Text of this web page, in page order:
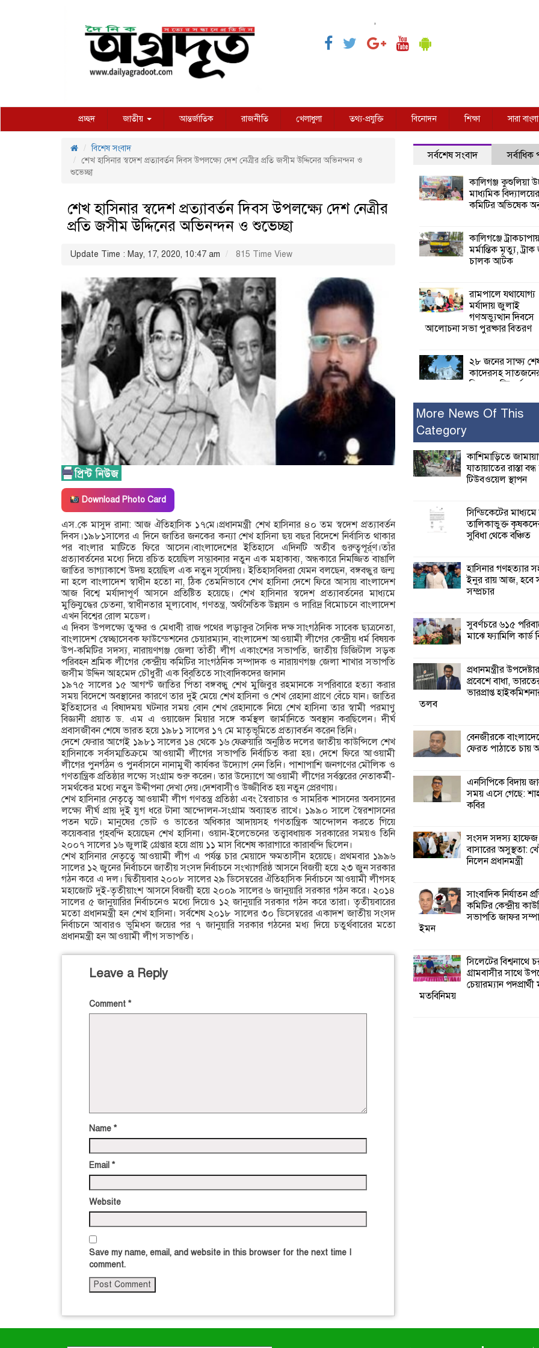
,
প্রচ্ছদ জাতীয় আন্তর্জাতিক রাজনীতি খেলাধুলা তথ্য-প্রযুক্তি বিনোদন শিক্ষা সারা বাংলা
বিশেষ সংবাদ
শেখ হাসিনার স্বদেশ প্রত্যাবর্তন দিবস উপলক্ষ্যে দেশ নেত্রীর প্রতি জসীম উদ্দিনের অভিনন্দন ও
শুভেচ্ছা
শেখ হাসিনার স্বদেশ প্রত্যাবর্তন দিবস উপলক্ষ্যে দেশ নেত্রীর
প্রতি জসীম উদ্দিনের অভিনন্দন ও শুভেচ্ছা
Update Time : May, 17, 2020, 10:47 am 815 Time View
Download Photo Card
এস.কে মাসুদ রানা: আজ ঐতিহাসিক ১৭মে।প্রধানমন্ত্রী শেখ হাসিনার ৪০ তম স্বদেশ প্রত্যাবর্তন
দিবস।১৯৮১সালের এ দিনে জাতির জনকের কন্যা শেখ হাসিনা ছয় বছর বিদেশে নির্বাসিত থাকার
পর বাংলার মাটিতে ফিরে আসেন।বাংলাদেশের ইতিহাসে এদিনটি অতীব গুরুত্বপূর্র্ণ।তাঁর
প্রত্যাবর্তনের মধ্যে দিয়ে রচিত হয়েছিল সম্ভাবনার নতুন এক মহাকাব্য, অন্ধকারে নিমজ্জিত বাঙালি
জাতির ভাগ্যাকাশে উদয় হয়েছিল এক নতুন সূর্যোদয়। ইতিহাসবিদরা যেমন বলছেন, বঙ্গবন্ধুর জন্ম
না হলে বাংলাদেশ স্বাধীন হতো না, ঠিক তেমনিভাবে শেখ হাসিনা দেশে ফিরে আসায় বাংলাদেশ
আজ বিশ্বে মর্যাদাপূর্ণ আসনে প্রতিষ্টিত হয়েছে। শেখ হাসিনার স্বদেশ প্রত্যাবর্তনের মাধ্যমে
মুক্তিযুদ্ধের চেতনা, স্বাধীনতার মূল্যবোধ, গণতন্ত্র, অর্থনৈতিক উন্নয়ন ও দারিদ্র বিমোচনে বাংলাদেশ
এখন বিশ্বের রোল মডেল।
এ দিবস উপলক্ষ্যে তুক্ষর ও মেধাবী রাজ পথের লড়াকুর সৈনিক দক্ষ সাংগঠনিক সাবেক ছাত্রনেতা,
বাংলাদেশ স্বেচ্ছাসেবক ফাউন্ডেশনের চেয়ারম্যান, বাংলাদেশ আওয়ামী লীগের কেন্দ্রীয় ধর্ম বিষয়ক
উপ-কমিটির সদস্য, নারায়ণগঞ্জ জেলা তাঁতী লীগ একাংশের সভাপতি, জাতীয় ডিজিটাল সড়ক
পরিবহন শ্রমিক লীগের কেন্দ্রীয় কমিটির সাংগঠনিক সম্পাদক ও নারায়ণগঞ্জ জেলা শাখার সভাপতি
জসীম উদ্দিন আহমেদ চৌধুরী এক বিবৃতিতে সাংবাদিকদের জানান
১৯৭৫ সালের ১৫ আগস্ট জাতির পিতা বঙ্গবন্ধু শেখ মুজিবুর রহমানকে সপরিবারে হত্যা করার
সময় বিদেশে অবস্থানের কারণে তার দুই মেয়ে শেখ হাসিনা ও শেখ রেহানা প্রাণে বেঁচে যান। জাতির
ইতিহাসের এ বিষাদময় ঘটনার সময় বোন শেখ রেহানাকে নিয়ে শেখ হাসিনা তার স্বামী পরমাণু
বিজ্ঞানী প্রয়াত ড. এম এ ওয়াজেদ মিয়ার সঙ্গে কর্মস্থল জার্মানিতে অবস্থান করছিলেন। দীর্ঘ
প্রবাসজীবন শেষে ভারত হয়ে ১৯৮১ সালের ১৭ মে মাতৃভূমিতে প্রত্যাবর্তন করেন তিনি।
দেশে ফেরার আগেই ১৯৮১ সালের ১৪ থেকে ১৬ ফেব্রুয়ারি অনুষ্ঠিত দলের জাতীয় কাউন্সিলে শেখ
হাসিনাকে সর্বসম্মতিক্রমে আওয়ামী লীগের সভাপতি নির্বাচিত করা হয়। দেশে ফিরে আওয়ামী
লীগের পুনর্গঠন ও পুনর্বাসনে নানামুখী কার্যকর উদ্যোগ নেন তিনি। পাশাপাশি জনগণের মৌলিক ও
গণতান্ত্রিক প্রতিষ্ঠার লক্ষ্যে সংগ্রাম শুরু করেন। তার উদ্যোগে আওয়ামী লীগের সর্বস্তরের নেতাকর্মী-
সমর্থকের মধ্যে নতুন উদ্দীপনা দেখা দেয়।দেশবাসীও উজ্জীবিত হয় নতুন প্রেরণায়।
শেখ হাসিনার নেতৃত্বে আওয়ামী লীগ গণতন্ত্র প্রতিষ্ঠা এবং স্বৈরাচার ও সামরিক শাসনের অবসানের
লক্ষ্যে দীর্ঘ প্রায় দুই যুগ ধরে টানা আন্দোলন-সংগ্রাম অব্যাহত রাখে। ১৯৯০ সালে স্বৈরশাসনের
পতন ঘটে। মানুষের ভোট ও ভাতের অধিকার আদায়সহ গণতান্ত্রিক আন্দোলন করতে গিয়ে
কয়েকবার গৃহবন্দি হয়েছেন শেখ হাসিনা। ওয়ান-ইলেভেনের তত্ত্বাবধায়ক সরকারের সময়ও তিনি
২০০৭ সালের ১৬ জুলাই গ্রেপ্তার হয়ে প্রায় ১১ মাস বিশেষ কারাগারে কারাবন্দি ছিলেন।
শেখ হাসিনার নেতৃত্বে আওয়ামী লীগ এ পর্যন্ত চার মেয়াদে ক্ষমতাসীন হয়েছে। প্রথমবার ১৯৯৬
সালের ১২ জুনের নির্বাচনে জাতীয় সংসদ নির্বাচনে সংখ্যাগরিষ্ঠ আসনে বিজয়ী হয়ে ২৩ জুন সরকার
গঠন করে এ দল। দ্বিতীয়বার ২০০৮ সালের ২৯ ডিসেম্বরের ঐতিহাসিক নির্বাচনে আওয়ামী লীগসহ
মহাজোট দুই-তৃতীয়াংশ আসনে বিজয়ী হয়ে ২০০৯ সালের ৬ জানুয়ারি সরকার গঠন করে। ২০১৪
সালের ৫ জানুয়ারির নির্বাচনেও মধ্যে দিয়েও ১২ জানুয়ারি সরকার গঠন করে তারা। তৃতীয়বারের
মতো প্রধানমন্ত্রী হন শেখ হাসিনা। সর্বশেষ ২০১৮ সালের ৩০ ডিসেম্বরের একাদশ জাতীয় সংসদ
নির্বাচনে আবারও ভূমিধস জয়ের পর ৭ জানুয়ারি সরকার গঠনের মধ্য দিয়ে চতুর্থবারের মতো
প্রধানমন্ত্রী হন আওয়ামী লীগ সভাপতি।
Leave a Reply
Comment *
Name *
Email *
Website
Save my name, email, and website in this browser for the next time I
comment.
সর্বশেষ সংবাদ সর্বাধিক
কালিগঞ্জ কুশুলিয়া
মাধ্যমিক বিদ্যালয়ের
কমিটির অভিষেক
কালিগঞ্জে
মর্মান্তিক মৃত্যু,
চালক আটক
রামপালে যথাযোগ্য
মর্যাদায় জুলাই
গণঅভ্যুত্থান দিবসে
আলোচনা সভা পুরষ্কার বিতরণ
২৮ জনের সাক্ষ্য
কাদেরসহ
বিরুদ্ধে যুক্তিতর্ক
ক্ষতি করেছে
নুরুল হক নুর
পাঁচ মাসে সরকারের
বছরে শহীদদের
করলেন না কেন: শহীদ জিসানের
ক্ষোভ
কালিগঞ্জে নিখোঁজ
মরদেহ অবশেষে
ইছামতী নদীতে
শ্রীউলা ইউনিয়ন
২নং ওয়ার্ডের
কর্মী সম্মেলন
শ্যামনগরে জলবায়ু
সহনশীল জনগোষ্ঠী
প্রকল্পের
শিখন ও অভিজ্ঞতা বিনিময় সভা
শ্যামনগরে
সিএমসির সাথে
More News Of This
Category
কাশিমাড়িতে
যাতায়াতের রাস্তা
টিউবওয়েল স্থাপন
সিন্ডিকেটের
তালিকাভুক্ত
সুবিধা থেকে বঞ্চিত
হাসিনার গণহত্যার
ইনুর রায় আজ, হবে
সম্প্রচার
সুবর্ণচরে ৬১৫
মাঝে ফ্যামিলি কার্ড
প্রধানমন্ত্রীর
প্রবেশে বাধা,
ভারপ্রাপ্ত
তলব
বেনজীরকে
ফেরত পাঠাতে চায়
এনসিপিকে বিদায়
সময় এসে গেছে:
কবির
সংসদ সদস্য
বাসারের অসুস্থতা:
নিলেন প্রধানমন্ত্রী
সাংবাদিক নির্যাতন
কমিটির কেন্দ্রীয়
সভাপতি জাফর
ইমন
সিলেটের বিশ্বনাথে
গ্রামবাসীর সাথে
চেয়ারম্যান
মতবিনিময়